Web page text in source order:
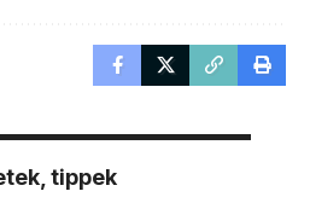
tippek